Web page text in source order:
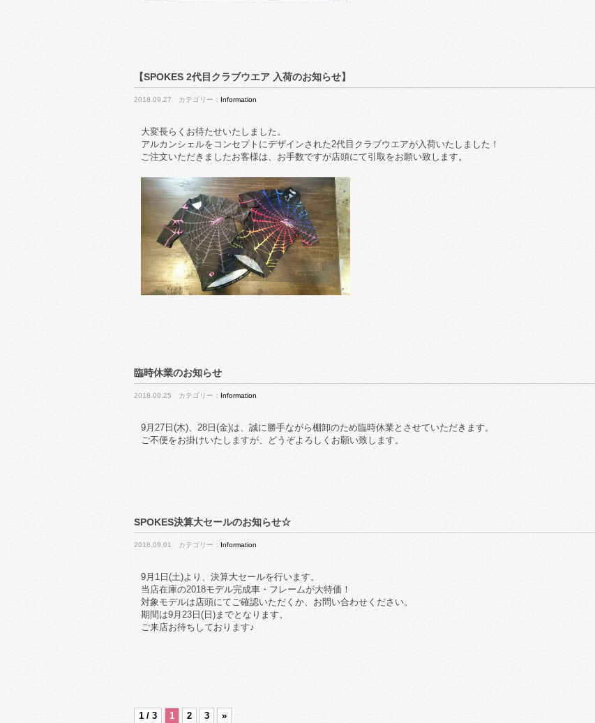
【SPOKES 2代目クラブウエア 入荷のお知らせ】
2018.09.27 カテゴリー： Information
大変長らくお待たせいたしました。
アルカンシェルをコンセプトにデザインされた2代目クラブウエアが入荷いたしました！
ご注文いただきましたお客様は、お手数ですが店頭にて引取をお願い致します。
臨時休業のお知らせ
2018.09.25 カテゴリー： Information
9月27日(木)、28日(金)は、誠に勝手ながら棚卸のため臨時休業とさせていただきます。
ご不便をお掛けいたしますが、どうぞよろしくお願い致します。
SPOKES決算大セールのお知らせ☆
2018.09.01 カテゴリー： Information
9月1日(土)より、決算大セールを行います。
当店在庫の2018モデル完成車・フレームが大特価！
対象モデルは店頭にてご確認いただくか、お問い合わせください。
期間は9月23日(日)までとなります。
ご来店お待ちしております♪
1 / 3 1 2 3 »